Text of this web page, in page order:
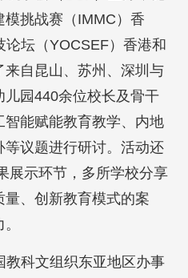
挑战赛（IMMC）香
坛（YOCSEF）香港和
自昆山、苏州、深圳与
园440余位校长及骨干
能赋能教育教学、内地
议题进行研讨。活动还
展示环节，多所学校分享
、创新教育模式的案
教科文组织东亚地区办事